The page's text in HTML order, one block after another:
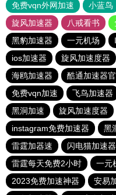
免费vqn外网加速
小蓝鸟
旋风加速器
八戒看书
黑豹加速器
一元机场
ios加速器
旋风加速度器
海鸥加速器
酷通加速器
免费vqn加速
飞鸟加速器
黑洞加速
旋风加速度器
instagram免费加速器
黑
雷霆加器速
闪电猫加速器
雷霆每天免费2小时
一元
2023免费加速神器
安易